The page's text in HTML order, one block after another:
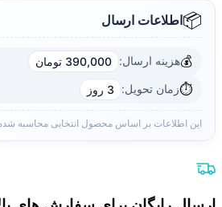
📦اطلاعات ارسال
💰هزینه ارسال: 390,000 تومان
⏱️زمان تحویل: 3 روز
این اطلاعات بر اساس محصول انتخابی محاسبه